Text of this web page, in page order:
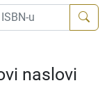
naslovi